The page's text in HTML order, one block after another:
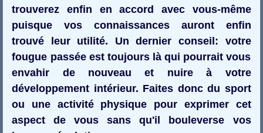
trouverez enfin en accord avec vous-même
puisque vos connaissances auront enfin
trouvé leur utilité. Un dernier conseil: votre
fougue passée est toujours là qui pourrait vous
envahir de nouveau et nuire à votre
développement intérieur. Faites donc du sport
ou une activité physique pour exprimer cet
aspect de vous sans qu'il bouleverse vos